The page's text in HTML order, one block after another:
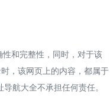
和完整性，同时，对于该
，该网页上的内容，都属于
航大全不承担任何责任。